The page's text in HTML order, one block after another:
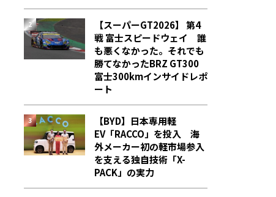
【スーパーGT2026】 第4
戦 富士スピードウェイ 誰
も悪くなかった。それでも
勝てなかった――BRZ GT300
富士300kmインサイドレポ
ート
【BYD】日本専用軽
EV「RACCO」を投入 海
外メーカー初の軽市場参入
を支える独自技術「X-
PACK」の実力